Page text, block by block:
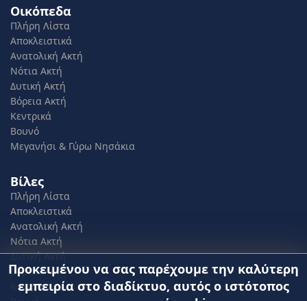
Οικόπεδα
Πλήρη Λίστα
Αποκλειστικά
Ανατολική Ακτή
Νότια Ακτή
Δυτική Ακτή
Βόρεια Ακτή
Κεντρικά
Βουνό
Μεγανήσι & Γύρω Νησάκια
Βίλες
Πλήρη Λίστα
Αποκλειστικά
Ανατολική Ακτή
Νότια Ακτή
Δυτική Ακτή
Βόρεια Ακτή
Κεντρικά
Προκειμένου να σας παρέχουμε την καλύτερη
εμπειρία στο διαδίκτυο, αυτός ο ιστότοπος